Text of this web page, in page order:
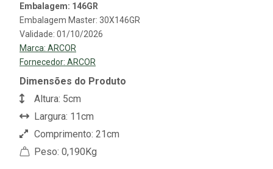
Embalagem: 146GR
Embalagem Master: 30X146GR
Validade: 01/10/2026
Marca: ARCOR
Fornecedor: ARCOR
Dimensões do Produto
Altura: 5cm
Largura: 11cm
Comprimento: 21cm
Peso: 0,190Kg